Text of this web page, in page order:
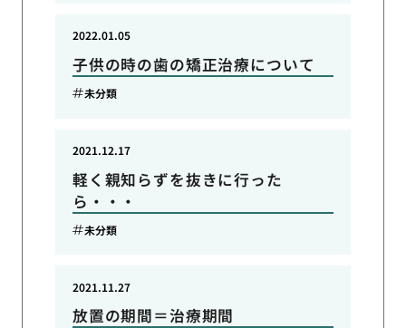
子供の時の歯の矯正治療について
2022.01.05
未分類
軽く親知らずを抜きに行った
ら・・・
2021.12.17
未分類
放置の期間＝治療期間
2021.11.27